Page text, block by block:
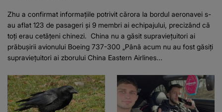
Zhu a confirmat informațiile potrivit cărora la bordul aeronavei s-
au aflat 123 de pasageri și 9 membri ai echipajului, precizând că
toți erau cetățeni chinezi. China nu a găsit supraviețuitori ai
prăbușirii avionului Boeing 737-300 „Până acum nu au fost găsiți
supraviețuitori ai zborului China Eastern Airlines...